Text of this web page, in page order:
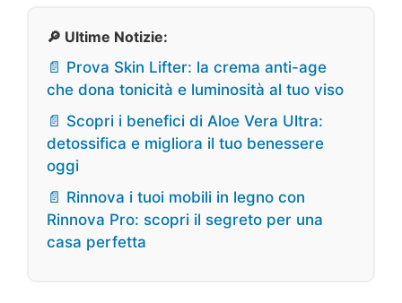
🔎 Ultime Notizie:
📄 Prova Skin Lifter: la crema anti-age
che dona tonicità e luminosità al tuo viso
📄 Scopri i benefici di Aloe Vera Ultra:
detossifica e migliora il tuo benessere
oggi
📄 Rinnova i tuoi mobili in legno con
Rinnova Pro: scopri il segreto per una
casa perfetta